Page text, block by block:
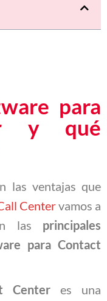
para
y qué
las ventajas que
Centervamos a
las principales
para Contact
Centeres una